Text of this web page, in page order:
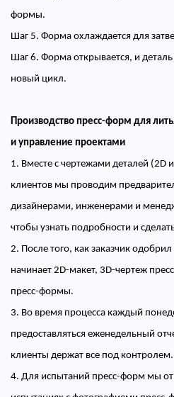
формы.
Шаг 5. Форма охлаждается для
Шаг 6. Форма открывается, и
новый цикл.
Производство пресс-форм для
и управление проектами
1. Вместе с чертежами деталей (2D
клиентов мы проводим
дизайнерами, инженерами и
чтобы узнать подробности и
2. После того, как заказчик
начинает 2D-макет, 3D-чертеж
пресс-формы.
3. Во время процесса каждый
предоставляться еженедельный
клиенты держат все под контролем.
4. Для испытаний пресс-форм мы